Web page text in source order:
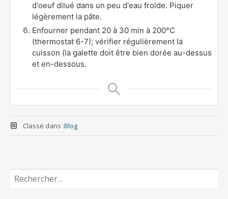
d'oeuf dilué dans un peu d'eau froide. Piquer
légèrement la pâte.
Enfourner pendant 20 à 30 min à 200°C
(thermostat 6-7); vérifier régulièrement la
cuisson (la galette doit être bien dorée au-dessus
et en-dessous.
Classé dans :Blog
Rechercher :